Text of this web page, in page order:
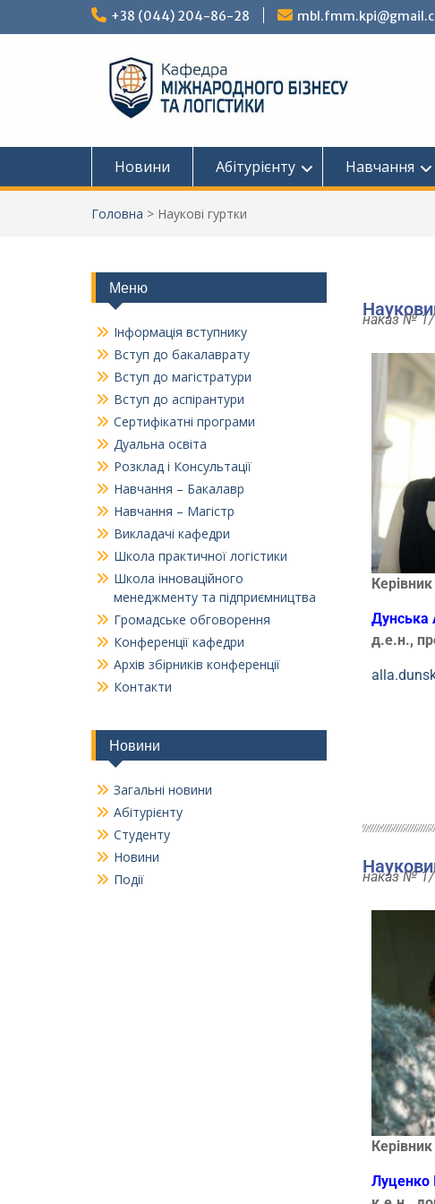
+38 (044) 204-86-28
Новини Абітурієнту Навчання
Головна > Наукові гуртки
наказ № 1/
Дунська
д.е.н.,
наказ № 1/
Луценко
Меню
Інформація вступнику
Вступ до бакалаврату
Вступ до магістратури
Вступ до аспірантури
Сертифікатні програми
Дуальна освіта
Розклад і Консультації
Навчання – Бакалавр
Навчання – Магістр
Викладачі кафедри
Школа практичної логістики
Школа інноваційного
менеджменту та підприємництва
Громадське обговорення
Конференції кафедри
Архів збірників конференції
Контакти
Новини
Загальні новини
Абітурієнту
Студенту
Новини
Події